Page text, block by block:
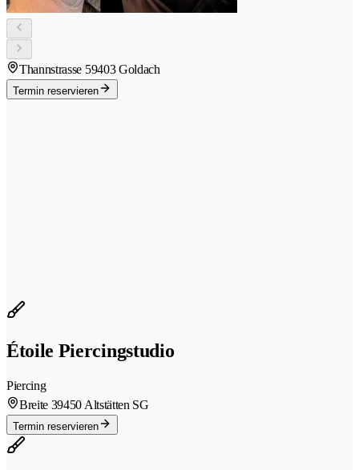
Thannstrasse 59403 Goldach
Termin reservieren
Étoile Piercingstudio
Piercing
Breite 39450 Altstätten SG
Termin reservieren